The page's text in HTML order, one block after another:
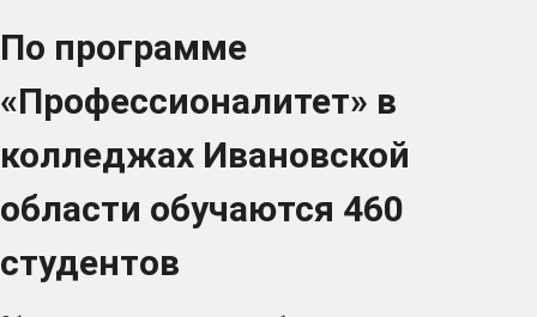
По программе
«Профессионалитет» в
колледжах Ивановской
области обучаются 460
студентов